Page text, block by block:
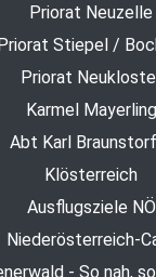
Priorat Neuzelle
Stiepel /
Priorat
Karmel Mayerling
Abt Karl
Klösterreich
Ausflugsziele NÖ
Niederösterreich-
- So nah,